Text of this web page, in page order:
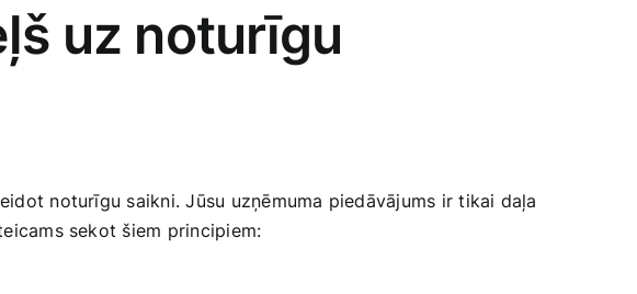
uz noturīgu
noturīgu saikni. Jūsu uzņēmuma piedāvājums ir tikai​ daļa⁤
sekot šiem principiem: